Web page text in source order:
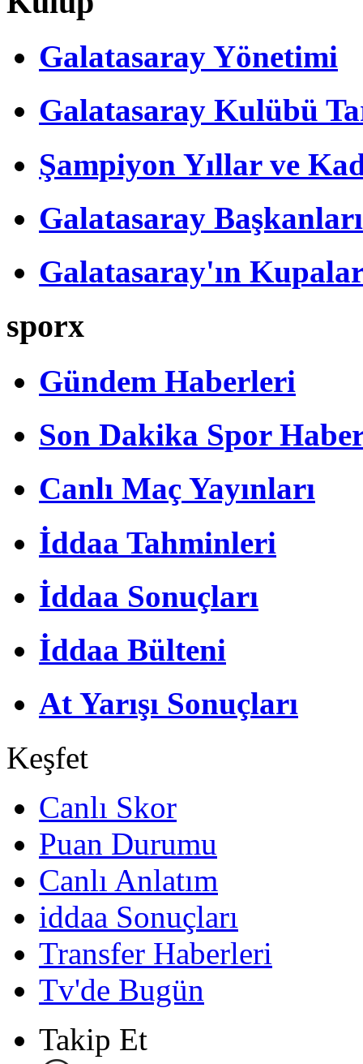
Galatasaray Yönetimi
Galatasaray Kulübü
Şampiyon Yıllar ve
Galatasaray Başkanları
Galatasaray'ın
sporx
Gündem Haberleri
Son Dakika Spor
Canlı Maç Yayınları
İddaa Tahminleri
İddaa Sonuçları
İddaa Bülteni
At Yarışı Sonuçları
Keşfet
Canlı Skor
Puan Durumu
Canlı Anlatım
iddaa Sonuçları
Transfer Haberleri
Tv'de Bugün
Takip Et